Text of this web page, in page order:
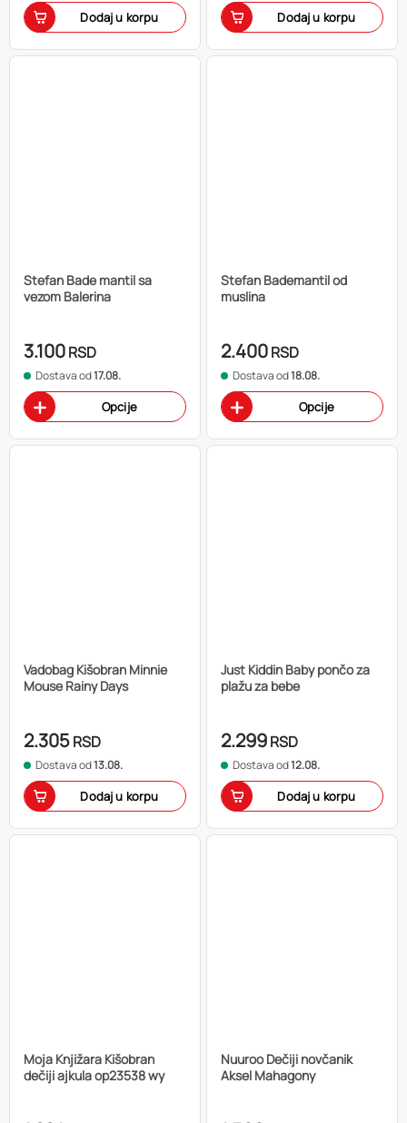
Dodaj u korpu Dodaj u korpu
Stefan Bade mantil sa
vezom Balerina
3.100RSD
Dostava od17.08.
Opcije
Stefan Bademantil od
muslina
2.400RSD
Dostava od18.08.
Opcije
Vadobag Kišobran Minnie
Mouse Rainy Days
2.305RSD
Dostava od13.08.
Dodaj u korpu
Just Kiddin Baby pončo za
plažu za bebe
2.299RSD
Dostava od12.08.
Dodaj u korpu
Moja Knjižara Kišobran
dečiji ajkula op23538 wy
Nuuroo Dečiji novčanik
Aksel Mahagony